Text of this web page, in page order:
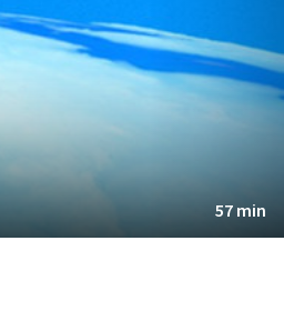
57 min